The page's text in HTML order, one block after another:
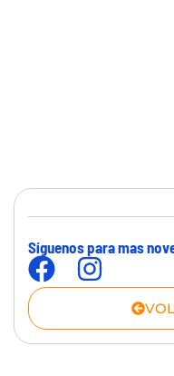
Síguenos para mas